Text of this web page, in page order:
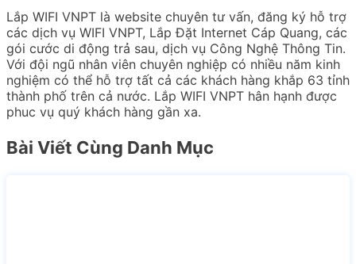
Lắp WIFI VNPT là website chuyên tư vấn, đăng ký hỗ trợ
các dịch vụ WIFI VNPT, Lắp Đặt Internet Cáp Quang, các
gói cước di động trả sau, dịch vụ Công Nghệ Thông Tin.
Với đội ngũ nhân viên chuyên nghiệp có nhiều năm kinh
nghiệm có thể hỗ trợ tất cả các khách hàng khắp 63 tỉnh
thành phố trên cả nước. Lắp WIFI VNPT hân hạnh được
phuc vụ quý khách hàng gần xa.
Bài Viết Cùng Danh Mục